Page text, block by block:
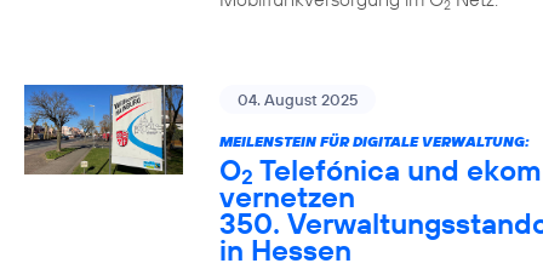
2
04. August 2025
MEILENSTEIN FÜR DIGITALE VERWALTUNG:
O2 Telefónica und
vernetzen
350.
in Hessen